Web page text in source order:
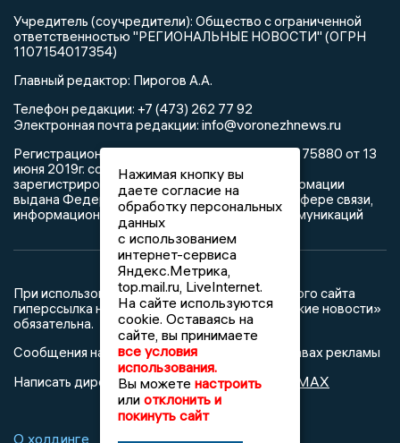
Учредитель (соучредители): Общество с ограниченной
ответственностью "РЕГИОНАЛЬНЫЕ НОВОСТИ" (ОГРН
1107154017354)
Главный редактор: Пирогов А.А.
Телефон редакции: +7 (473) 262 77 92
Электронная почта редакции: info@voronezhnews.ru
Регистрационный номер: серия Эл № ФС 77 - 75880 от 13
июня 2019г. согласно выписке из реестра
зарегистрированных средств массовой информации
выдана Федеральной службой по надзору в сфере связи,
информационных технологий и массовых коммуникаций
При использовании любого материала с данного сайта
гиперссылка на Сетевое издание «Воронежские новости»
обязательна.
Сообщения на сером фоне размещены на правах рекламы
Написать директору в телеграм@mazov MAX
О холдинге Вакансии Реклама
Нажимая кнопку вы
даете согласие на
обработку персональных
данных
с использованием
интернет-сервиса
Яндекс.Метрика,
top.mail.ru, LiveInternet.
На сайте используются
cookie. Оставаясь на
сайте, вы принимаете
все условия
использования.
Вы можете настроить
или отклонить и
покинуть сайт